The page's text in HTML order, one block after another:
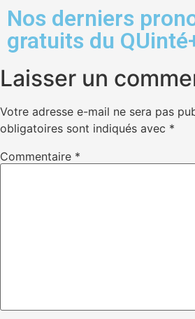
Nos derniers
gratuits du
Laisser un
Votre adresse e-mail ne sera pas
obligatoires sont indiqués avec *
Commentaire *